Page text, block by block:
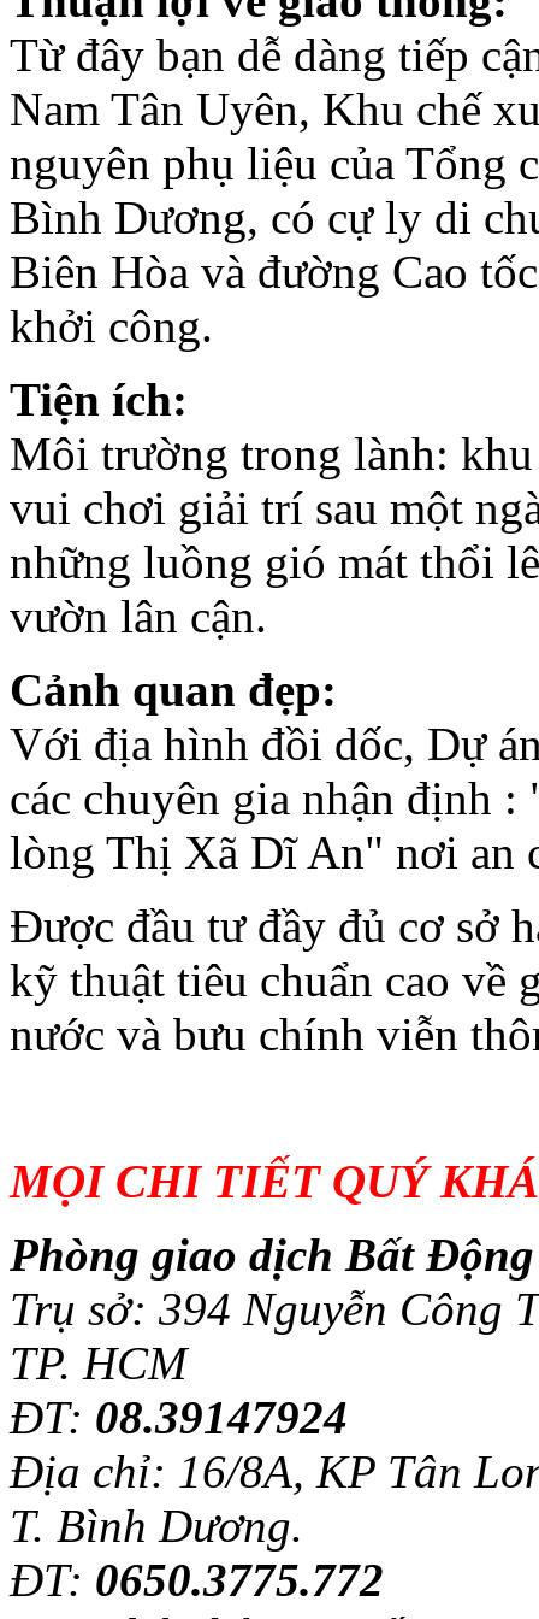
Từ đây bạn dễ dàng tiếp
Nam Tân Uyên, Khu chế
nguyên phụ liệu của Tổng
Bình Dương, có cự ly di
Biên Hòa và đường Cao
khởi công.
Tiện ích:
Môi trường trong lành:
vui chơi giải trí sau một
những luồng gió mát thổi
vườn lân cận.
Cảnh quan đẹp:
Với địa hình đồi dốc, Dự
các chuyên gia nhận định
lòng Thị Xã Dĩ An" nơi an
Được đầu tư đầy đủ cơ sở
kỹ thuật tiêu chuẩn cao về
nước và bưu chính viễn
MỌI CHI TIẾT QUÝ
Phòng giao dịch Bất
Trụ sở: 394 Nguyễn Công
TP. HCM
ĐT: 08.39147924
Địa chỉ: 16/8A, KP Tân
T. Bình Dương.
ĐT: 0650.3775.772
thành phố Đà Lạt
khoảng 5km về phía
Nam, cách sân bay
Liên Khương 15km
về phía Bắc.
Dự án khi hoàn thành
sẽ là điểm nhấn nổi
bật của Thành Phố
Đà Lạt và là nơi nghĩ
dưỡng yên bình cho
du khách mỗi khi ghé
thăm thành phố thơ
Khu phức hợp căn hộ
cao cấp Dragon Hill
Residence and Suites
-Tọa lạc trên mặt tiền
trục đường Nguyễn
Hữu Thọ lộ giới 60m,
kết nối với đại lộ
Residence and Suites
nằm trong khu quy
hoạch tổng thể đồng
bộ 65ha của dự án
Dragon City, liền kề
với khu đô thị Phú
Mỹ Hưng, khu dân
cư XI-Metro City
(GS-Hàn Quốc) đang
dần hiện hữu… và
Hiệp Phước tạo thành
một khu vực phát
triển năng động, hiện
đại bậc nhất tại
Khách sạn Thanh